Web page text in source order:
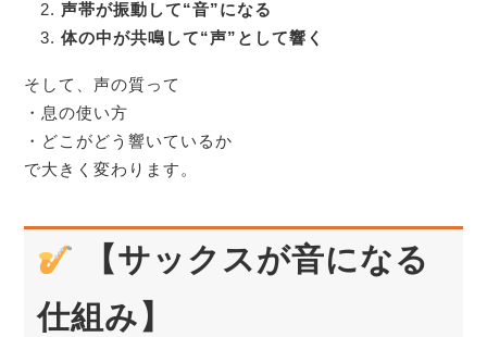
声帯が振動して“音”になる
体の中が共鳴して“声”として響く
そして、声の質って
・息の使い方
・どこがどう響いているか
で大きく変わります。
【サックスが音になる
仕組み】